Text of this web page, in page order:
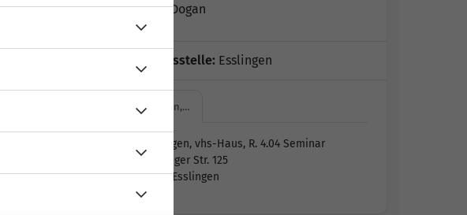
R.
Bahadir Dogan
Geschäftsstelle: Esslingen
Esslingen,…
Esslingen, vhs-Haus, R. 4.04 Seminar
Mettinger Str. 125
73728 Esslingen